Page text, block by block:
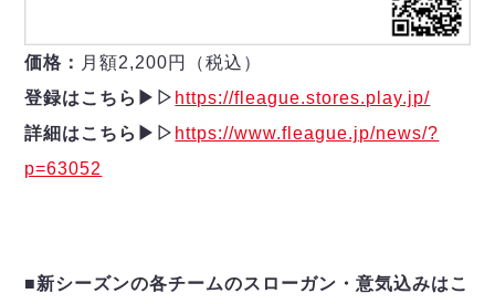
価格： 月額2,200円（税込）
登録はこちら▶︎▷ https://fleague.stores.play.jp/
詳細はこちら▶︎▷ https://www.fleague.jp/news/?
p=63052
■新シーズンの各チームのスローガン・意気込みはこ